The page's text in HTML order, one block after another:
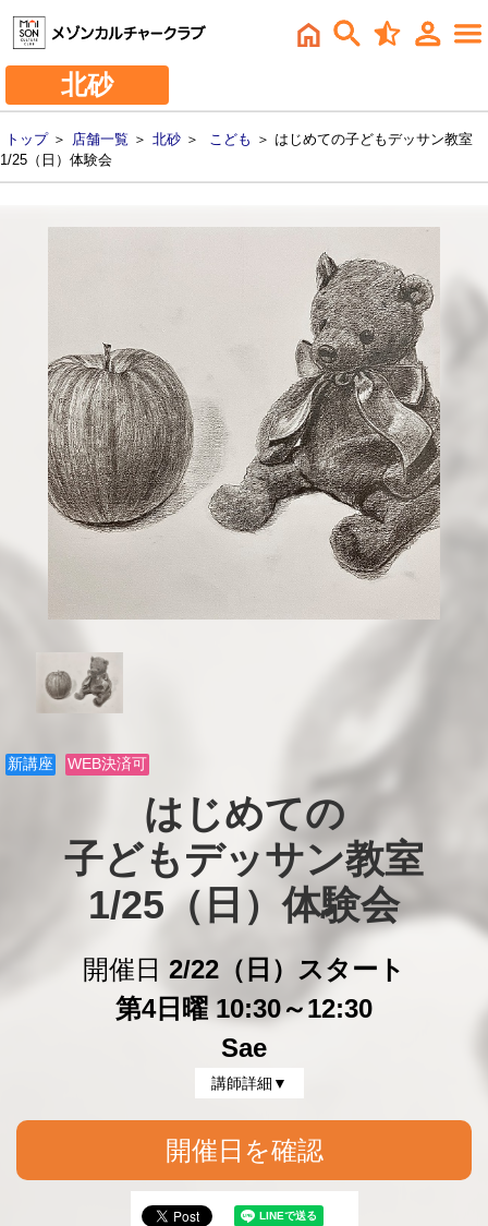
北砂
トップ＞ 店舗一覧 ＞ 北砂 ＞ こども ＞ はじめての子どもデッサン教室
1/25（日）体験会
新講座 WEB決済可
はじめての
子どもデッサン教室
1/25（日）体験会
開催日 2/22（日）スタート
第4日曜 10:30～12:30
Sae
講師詳細▼
開催日を確認